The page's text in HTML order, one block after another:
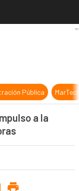
el BPM en su
Pública
a la